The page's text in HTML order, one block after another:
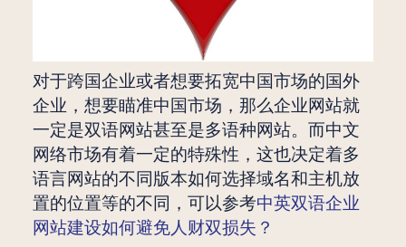
对于跨国企业或者想要拓宽中国市场的国外
企业，想要瞄准中国市场，那么企业网站就
一定是双语网站甚至是多语种网站。而中文
网络市场有着一定的特殊性，这也决定着多
语言网站的不同版本如何选择域名和主机放
置的位置等的不同，可以参考中英双语企业
网站建设如何避免人财双损失？